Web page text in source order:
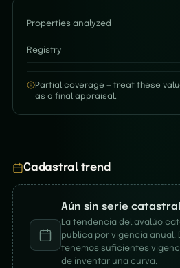
Properties analyzed
Registry
Partial coverage — treat these
as a final appraisal.
Cadastral trend
Aún sin serie
La tendencia del avalúo
publica por vigencia anual.
tenemos suficientes
de inventar una curva.